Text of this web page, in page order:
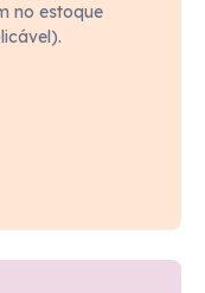
no estoque